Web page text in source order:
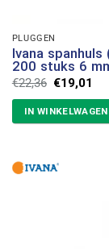
PLUGGEN
Ivana
200 stuks 6
€22,36
prijs
was:
€22,36.
€19,01
is:
IN WINKELWAGEN